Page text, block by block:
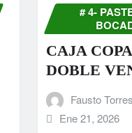
# 4-
CAJA
DOBLE
Fausto
Ene 21, 2026